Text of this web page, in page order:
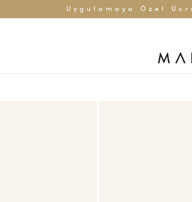
Uygulamaya Özel